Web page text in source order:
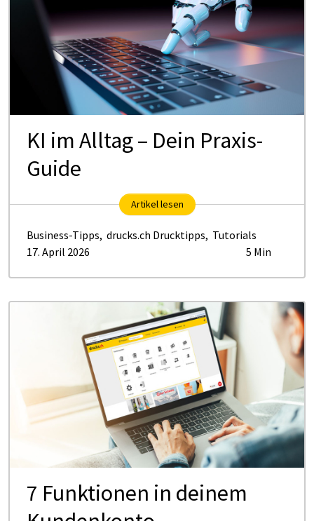
KI im Alltag – Dein Praxis-
Guide
Artikel lesen
Business-Tipps, drucks.ch Drucktipps, Tutorials
17. April 2026
5 Min
7 Funktionen in deinem